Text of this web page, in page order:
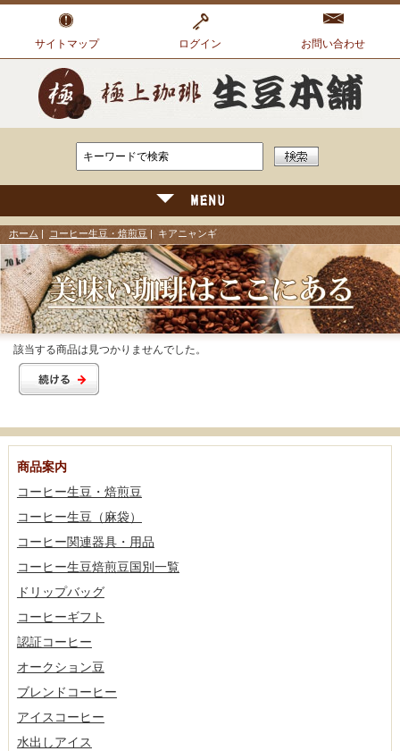
サイトマップ ログイン お問い合わせ
ホーム コーヒー生豆・焙煎豆 | キアニャンギ
該当する商品は見つかりませんでした。
商品案内
コーヒー生豆・焙煎豆
コーヒー生豆（麻袋）
コーヒー関連器具・用品
コーヒー生豆焙煎豆国別一覧
ドリップバッグ
コーヒーギフト
認証コーヒー
オークション豆
ブレンドコーヒー
アイスコーヒー
水出しアイス